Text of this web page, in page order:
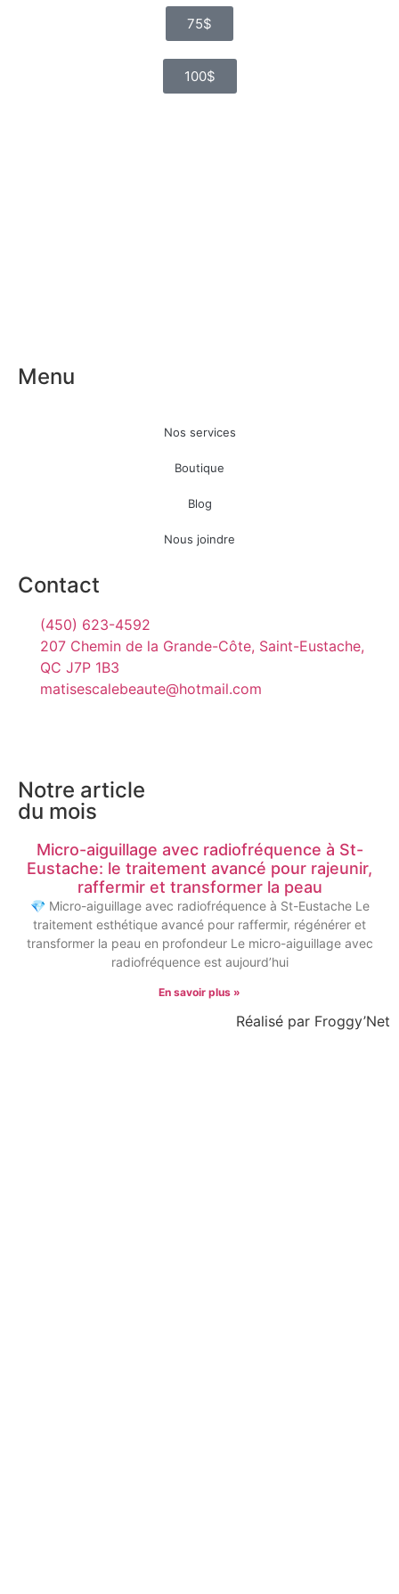
75$
100$
Menu
Nos services
Boutique
Blog
Nous joindre
Contact
(450) 623-4592
207 Chemin de la Grande-Côte, Saint-Eustache,
QC J7P 1B3
matisescalebeaute@hotmail.com
Notre article
du mois
Micro-aiguillage avec radiofréquence à St-
Eustache: le traitement avancé pour rajeunir,
raffermir et transformer la peau
💎 Micro-aiguillage avec radiofréquence à St-Eustache Le
traitement esthétique avancé pour raffermir, régénérer et
transformer la peau en profondeur Le micro-aiguillage avec
radiofréquence est aujourd’hui
En savoir plus »
Réalisé par Froggy’Net